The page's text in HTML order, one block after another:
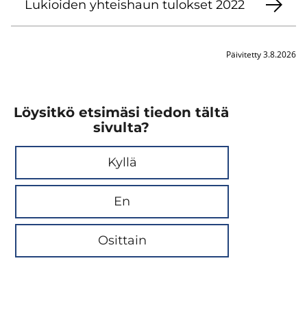
Lu­kioi­den yh­teis­haun tu­lok­set 2022
Päivitetty 3.8.2026
Löysitkö etsimäsi tiedon tältä
sivulta?
Kyllä
En
Osittain